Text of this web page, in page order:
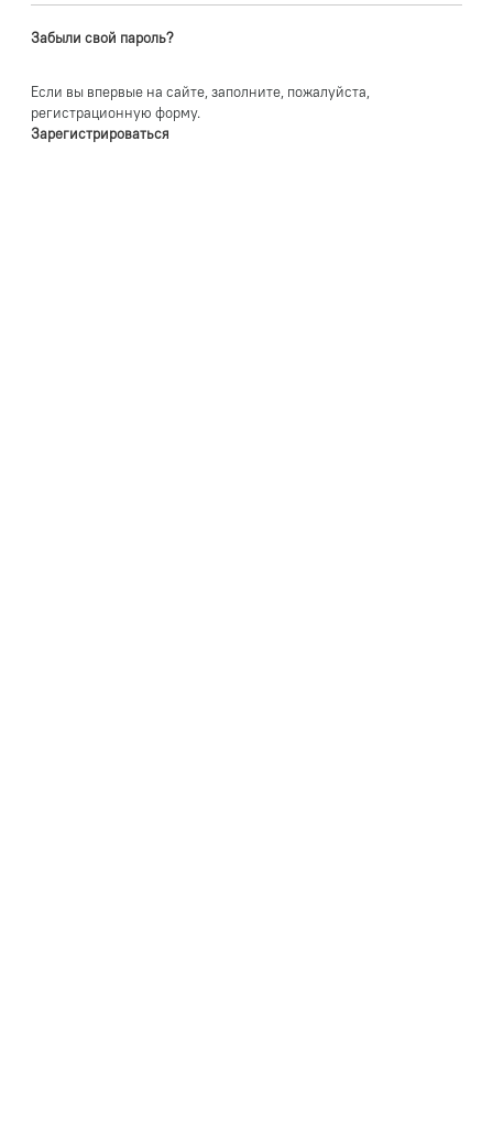
Забыли свой пароль?
Если вы впервые на сайте, заполните, пожалуйста,
регистрационную форму.
Зарегистрироваться